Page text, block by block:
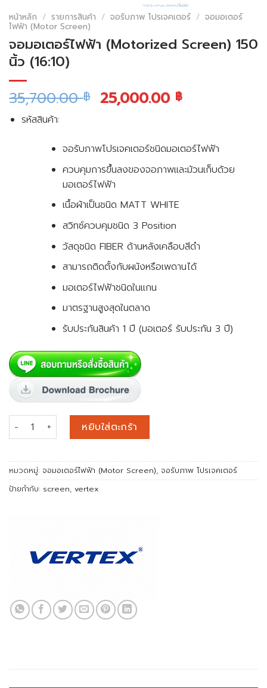
หน้าหลัก / รายการสินค้า / จอรับภาพ โปรเจคเตอร์ / จอมอเตอร์
ไฟฟ้า (Motor Screen)
จอมอเตอร์ไฟฟ้า (Motorized Screen) 150
นิ้ว (16:10)
35,700.00฿ 25,000.00 ฿
รหัสสินค้า:
จอรับภาพโปรเจคเตอร์ชนิดมอเตอร์ไฟฟ้า
ควบคุมการขึ้นลงของจอภาพและม้วนเก็บด้วย
มอเตอร์ไฟฟ้า
เนื้อผ้าเป็นชนิด MATT WHITE
สวิทซ์ควบคุมชนิด 3 Position
วัสดุชนิด FIBER ด้านหลังเคลือบสีดำ
สามารถติดตั้งกับผนังหรือเพดานได้
มอเตอร์ไฟฟ้าชนิดในแกน
มาตรฐานสูงสุดในตลาด
รับประกันสินค้า 1 ปี (มอเตอร์ รับประกัน 3 ปี)
จำนวน จอมอเตอร์ไฟฟ้า (Motorized Screen) 150 นิ้ว (16:10) ชิ้น
หยิบใส่ตะกร้า
หมวดหมู่: จอมอเตอร์ไฟฟ้า (Motor Screen), จอรับภาพ โปรเจคเตอร์
ป้ายกำกับ: screen, vertex